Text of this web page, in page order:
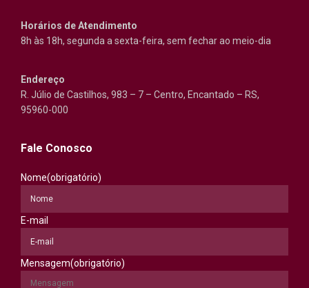
Horários de Atendimento
8h às 18h, segunda a sexta-feira, sem fechar ao meio-dia
Endereço
R. Júlio de Castilhos, 983 – 7 – Centro, Encantado – RS,
95960-000
Fale Conosco
Nome(obrigatório)
E-mail
Mensagem(obrigatório)